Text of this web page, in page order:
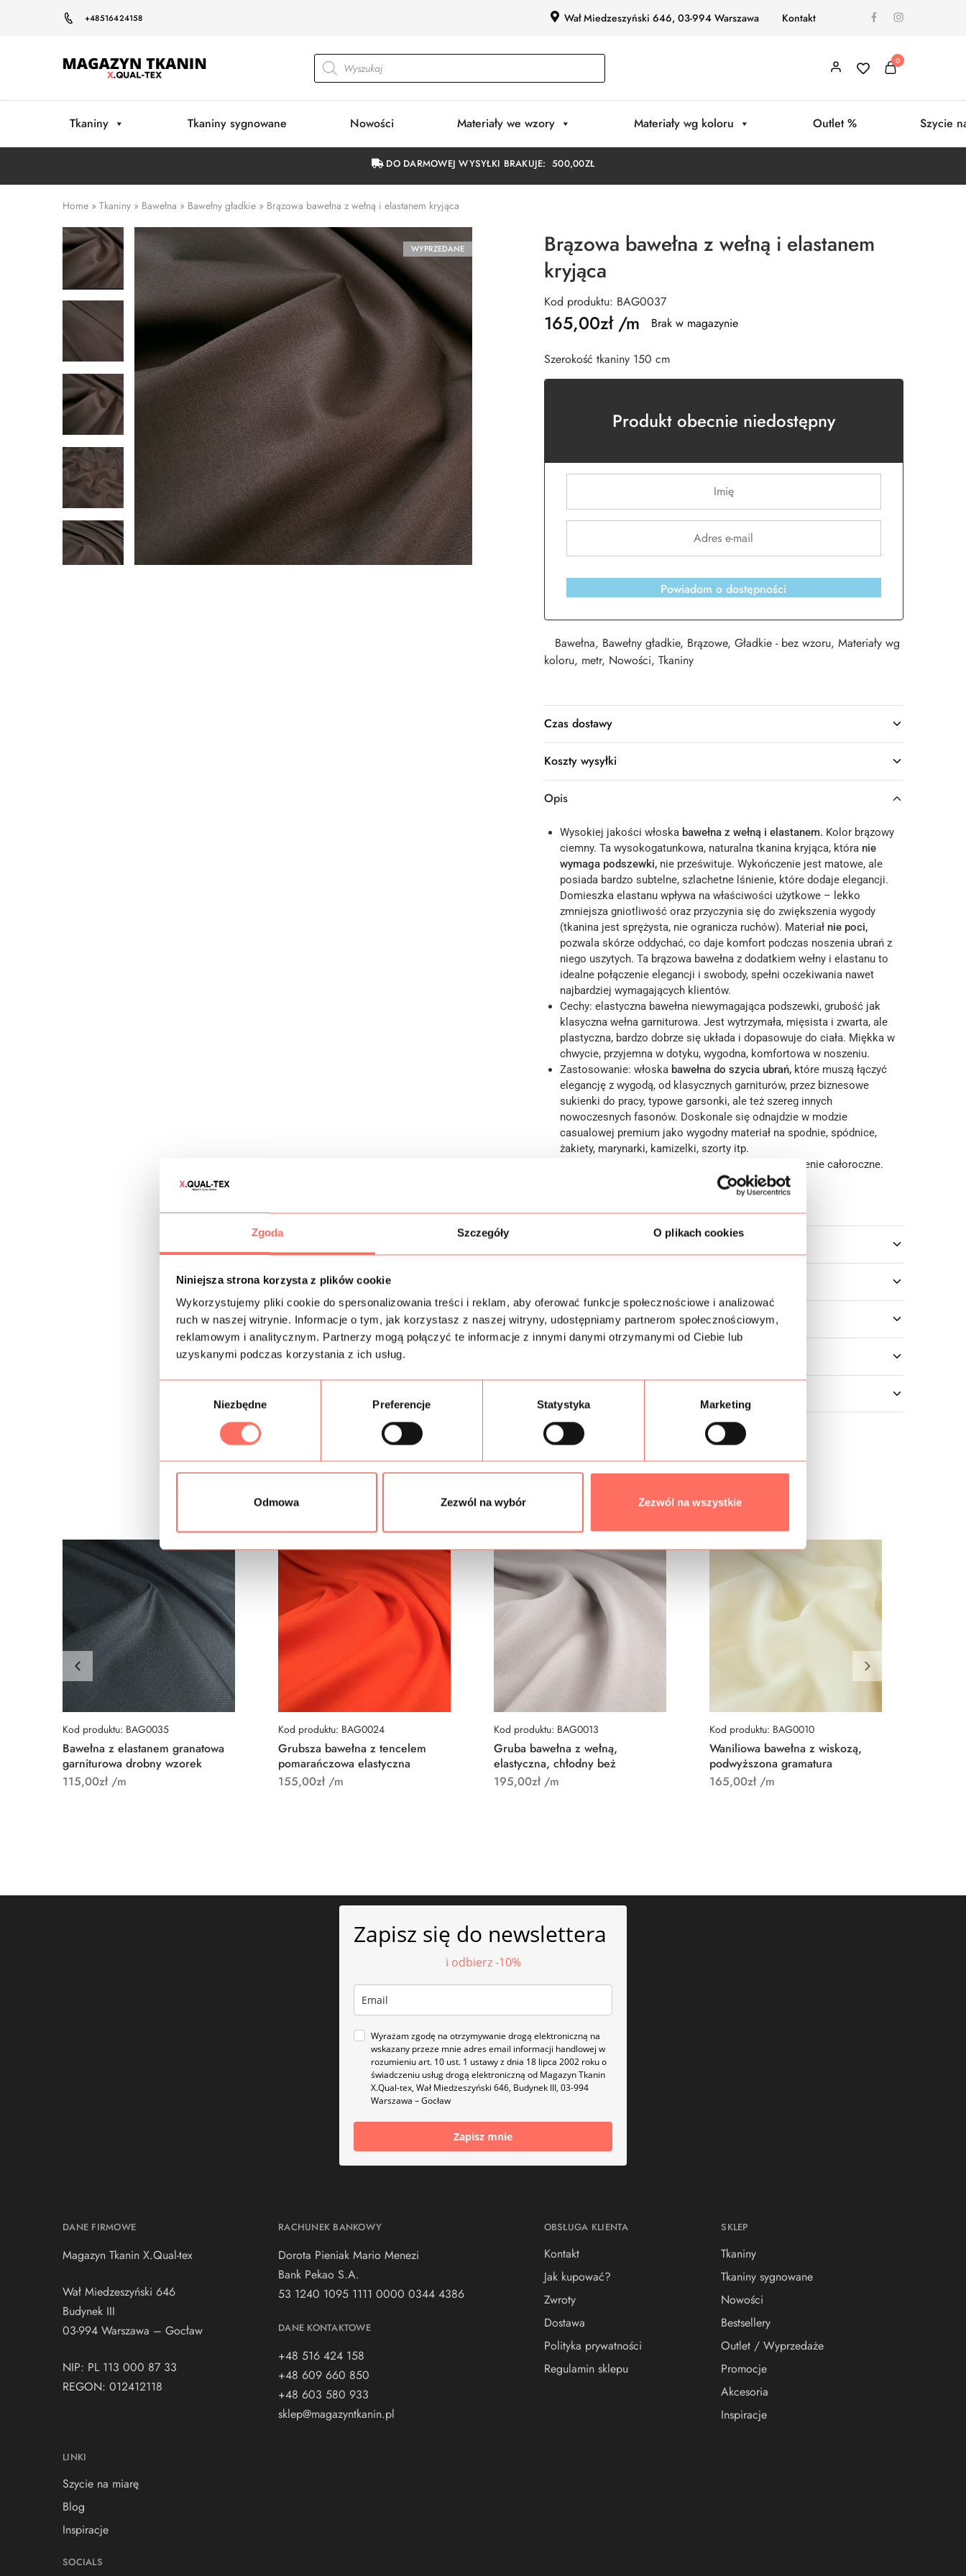
Zgoda Szczegóły O plikach cookies
Niniejsza strona korzysta z plików cookie
Wykorzystujemy pliki cookie do spersonalizowania treści i reklam, aby oferować funkcje społecznościowe i analizować
ruch w naszej witrynie. Informacje o tym, jak korzystasz z naszej witryny, udostępniamy partnerom społecznościowym,
reklamowym i analitycznym. Partnerzy mogą połączyć te informacje z innymi danymi otrzymanymi od Ciebie lub
uzyskanymi podczas korzystania z ich usług.
y
Niezbędne Preferencje Statystyka Marketing
Odmowa Zezwól na wybór Zezwól na wszystkie
+48516424158 Wał Miedzeszyński 646, 03-994 Warszawa Kontakt
Magazyn
0
Tkaniny Tkaniny sygnowane Nowości Materiały we wzory Materiały wg koloru Outlet % Szycie
DO DARMOWEJ WYSYŁKI BRAKUJE:500,00ZŁ
Home » Tkaniny » Bawełna » Bawełny gładkie » Brązowa bawełna z wełną i elastanem kryjąca
WYPRZEDANE
Brązowa bawełna z wełną i elastanem
kryjąca
Kod produktu: BAG0037
165,00zł/m Brak w magazynie
Szerokość tkaniny 150 cm
Produkt obecnie niedostępny
Powiadom o dostępności
Bawełna, Bawełny gładkie, Brązowe, Gładkie - bez wzoru, Materiały wg
koloru, metr, Nowości, Tkaniny
Czas dostawy
Koszty wysyłki
Opis
Wysokiej jakości włoska bawełna z wełną i elastanem. Kolor brązowy
ciemny. Ta wysokogatunkowa, naturalna tkanina kryjąca, która nie
wymaga podszewki, nie prześwituje. Wykończenie jest matowe, ale
posiada bardzo subtelne, szlachetne lśnienie, które dodaje elegancji.
Domieszka elastanu wpływa na właściwości użytkowe – lekko
zmniejsza gniotliwość oraz przyczynia się do zwiększenia wygody
(tkanina jest sprężysta, nie ogranicza ruchów). Materiał nie poci,
pozwala skórze oddychać, co daje komfort podczas noszenia ubrań z
niego uszytych. Ta brązowa bawełna z dodatkiem wełny i elastanu to
idealne połączenie elegancji i swobody, spełni oczekiwania nawet
najbardziej wymagających klientów.
Cechy: elastyczna bawełna niewymagająca podszewki, grubość jak
klasyczna wełna garniturowa. Jest wytrzymała, mięsista i zwarta, ale
plastyczna, bardzo dobrze się układa i dopasowuje do ciała. Miękka w
chwycie, przyjemna w dotyku, wygodna, komfortowa w noszeniu.
Zastosowanie: włoska bawełna do szycia ubrań, które muszą łączyć
elegancję z wygodą, od klasycznych garniturów, przez biznesowe
sukienki do pracy, typowe garsonki, ale też szereg innych
nowoczesnych fasonów. Doskonale się odnajdzie w modzie
casualowej premium jako wygodny materiał na spodnie, spódnice,
żakiety, marynarki, kamizelki, szorty itp.
Przeznaczenie całoroczne.
Produkcja włoska. Sprzedaż od 10 cm.
Próbki tkanin
Podobne produkty
Kod produktu: BAG0035
Bawełna z elastanem granatowa
garniturowa drobny wzorek
115,00zł/m
Kod produktu: BAG0024
Grubsza bawełna z tencelem
pomarańczowa elastyczna
155,00zł/m
Kod produktu: BAG0013
Gruba bawełna z wełną,
elastyczna, chłodny beż
195,00zł/m
Kod produktu: BAG0010
Waniliowa bawełna z wiskozą,
podwyższona gramatura
165,00zł/m
Zapisz się do newslettera
i odbierz -10%
Wyrażam zgodę na otrzymywanie drogą elektroniczną na
wskazany przeze mnie adres email informacji handlowej w
rozumieniu art. 10 ust. 1 ustawy z dnia 18 lipca 2002 roku o
świadczeniu usług drogą elektroniczną od Magazyn Tkanin
X.Qual-tex, Wał Miedzeszyński 646, Budynek III, 03-994
Warszawa – Gocław
Zapisz mnie
DANE FIRMOWE
Magazyn Tkanin X.Qual-tex
Wał Miedzeszyński 646
Budynek III
03-994 Warszawa – Gocław
NIP: PL 113 000 87 33
REGON: 012412118
LINKI
Szycie na miarę
Blog
Inspiracje
SOCIALS
RACHUNEK BANKOWY
Dorota Pieniak Mario Menezi
Bank Pekao S.A.
53 1240 1095 1111 0000 0344 4386
DANE KONTAKTOWE
+48 516 424 158
+48 609 660 850
+48 603 580 933
sklep@magazyntkanin.pl
OBSŁUGA KLIENTA
Kontakt
Jak kupować?
Zwroty
Dostawa
Polityka prywatności
Regulamin sklepu
SKLEP
Tkaniny
Tkaniny sygnowane
Nowości
Bestsellery
Outlet / Wyprzedaże
Promocje
Akcesoria
Inspiracje